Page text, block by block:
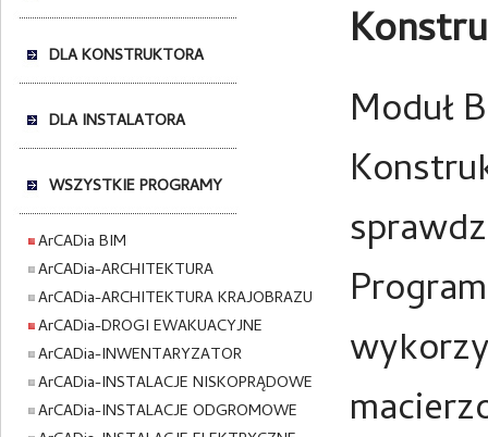
DLA KONSTRUKTORA
DLA INSTALATORA
WSZYSTKIE PROGRAMY
ArCADia BIM
ArCADia-ARCHITEKTURA
ArCADia-ARCHITEKTURA KRAJOBRAZU
ArCADia-DROGI EWAKUACYJNE
ArCADia-INWENTARYZATOR
ArCADia-INSTALACJE NISKOPRĄDOWE
ArCADia-INSTALACJE ODGROMOWE
Moduł